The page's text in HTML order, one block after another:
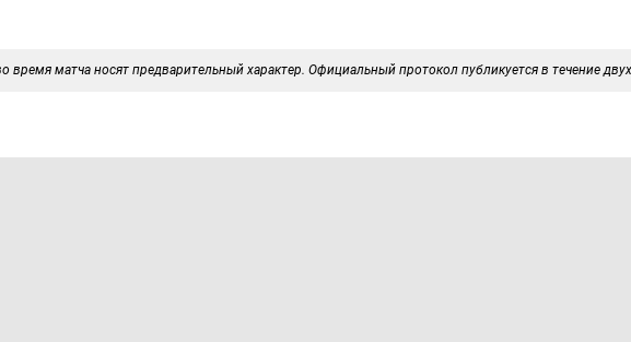
время матча носят предварительный характер. Официальный протокол публикуется в течение